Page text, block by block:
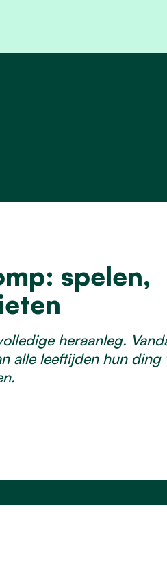
spelen,
heraanleg.
alle leeftijden hun ding